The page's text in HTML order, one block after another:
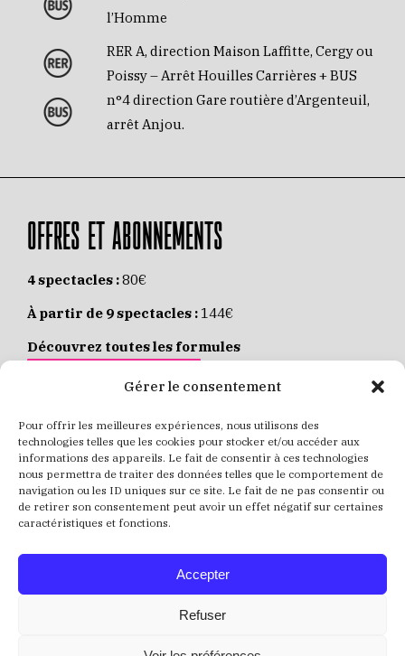
Gérer le consentement
Pour offrir les meilleures expériences, nous utilisons des
technologies telles que les cookies pour stocker et/ou accéder aux
informations des appareils. Le fait de consentir à ces technologies
nous permettra de traiter des données telles que le comportement de
navigation ou les ID uniques sur ce site. Le fait de ne pas consentir ou
de retirer son consentement peut avoir un effet négatif sur certaines
caractéristiques et fonctions.
Accepter
Refuser
l’Homme
RER A, direction Maison Laffitte, Cergy ou
Poissy – Arrêt Houilles Carrières + BUS
n°4 direction Gare routière d’Argenteuil,
arrêt Anjou.
OFFRES ET ABONNEMENTS
4 spectacles :80€
À partir de 9 spectacles : 144€
Découvrez toutes les formules
JE M’ABONNE EN LIGNE
Places individuelles :de 8 à 35€
Achetez vos places
JE RÉSERVE MES PLACES